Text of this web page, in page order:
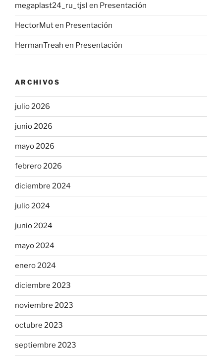
megaplast24_ru_tjsl en Presentación
HectorMuten Presentación
HermanTreah en Presentación
ARCHIVOS
julio 2026
junio 2026
mayo 2026
febrero 2026
diciembre 2024
julio 2024
junio 2024
mayo 2024
enero 2024
diciembre 2023
noviembre 2023
octubre 2023
septiembre 2023